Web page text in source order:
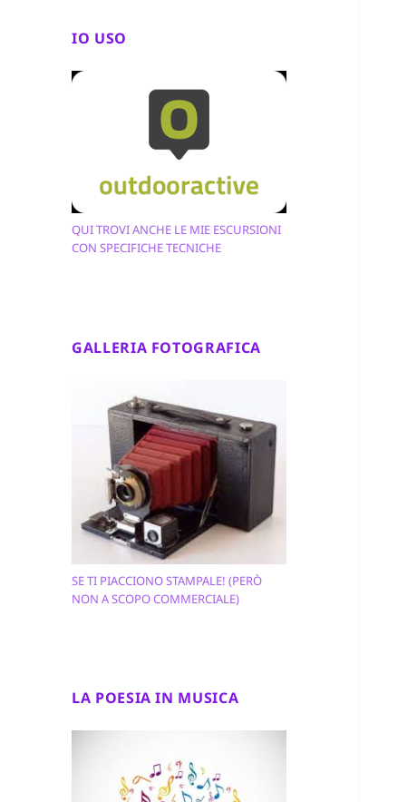
IO USO
QUI TROVI ANCHE LE MIE ESCURSIONI
CON SPECIFICHE TECNICHE
GALLERIA FOTOGRAFICA
SE TI PIACCIONO STAMPALE! (PERÒ
NON A SCOPO COMMERCIALE)
LA POESIA IN MUSICA